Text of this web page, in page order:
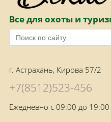
Все для охоты и
г. Астрахань, Кирова 57/2
+7(8512)523-456
Ежедневно с 09:00 до 19:00